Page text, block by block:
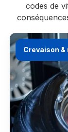
codes de
Crevaison